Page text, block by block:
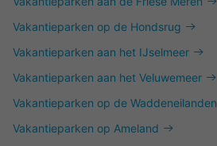
Vakantieparken op de Hondsrug
Vakantieparken aan het IJselmeer
Vakantieparken aan het Veluwemeer
Vakantieparken op de Waddeneilanden
Vakantieparken op Ameland